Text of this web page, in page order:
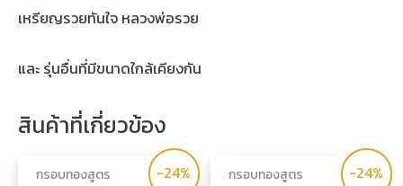
เหรียญรวยทันใจ หลวงพ่อรวย
และ รุ่นอื่นที่มีขนาดใกล้เคียงกัน
สินค้าที่เกี่ยวข้อง
-24%
กรอบทองสูตร -24%
กรอบทองสูตร